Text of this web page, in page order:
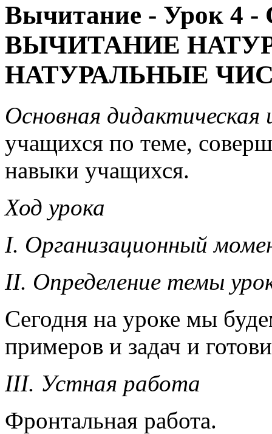
Вычитание - Урок
ВЫЧИТАНИЕ
НАТУРАЛЬНЫЕ
Основная дидактическая
учащихся по теме,
навыки учащихся.
Ход урока
I. Организационный
II. Определение темы
Сегодня на уроке мы
примеров и задач и
III. Устная работа
Фронтальная работа.